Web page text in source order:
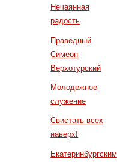
Нечаянная
радость
Праведный
Симеон
Верхотурский
Молодежное
служение
Свистать всех
наверх!
Екатеринбургским